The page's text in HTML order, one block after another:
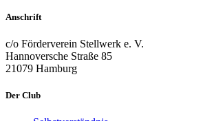
Anschrift
c/o Förderverein Stellwerk e. V.
Hannoversche Straße 85
21079 Hamburg
Der Club